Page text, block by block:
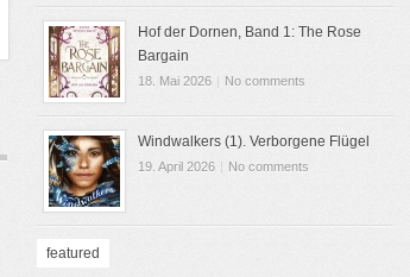
Hof der Dornen, Band 1: The Rose
Bargain
18. Mai 2026 | No comments
Windwalkers (1). Verborgene Flügel
19. April 2026 | No comments
featured